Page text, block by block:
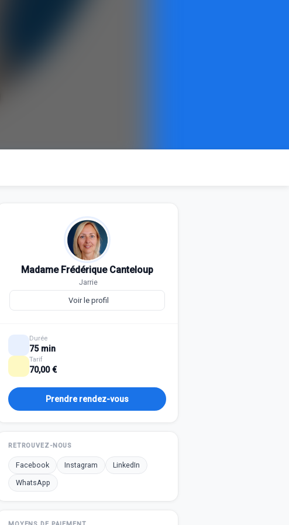
Madame Frédérique Canteloup
Jarrie
Voir le profil
Durée
75 min
Tarif
70,00 €
Prendre rendez-vous
RETROUVEZ-NOUS
Facebook Instagram
LinkedIn
WhatsApp